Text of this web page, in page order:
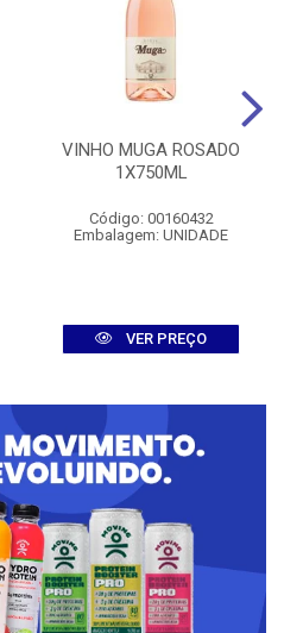
VINHO MUGA ROSADO
1X750ML
Código: 00160432
Embalagem: UNIDADE
VER PREÇO